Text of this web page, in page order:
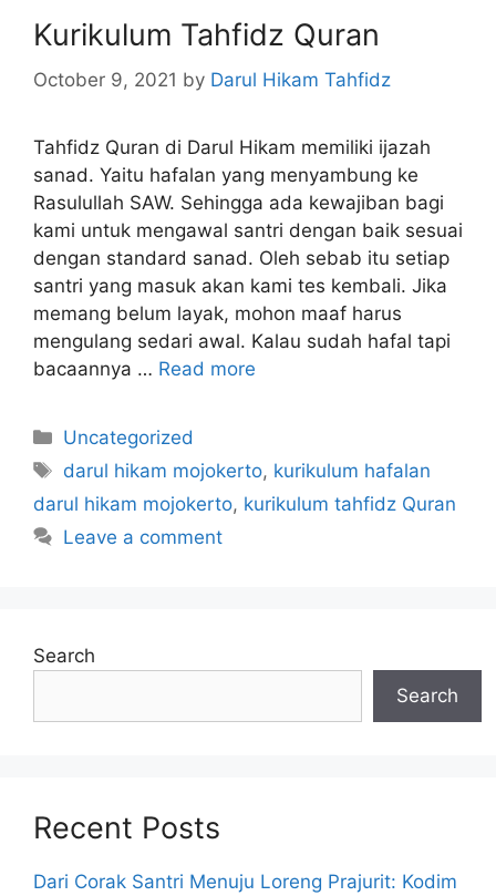
Kurikulum Tahfidz Quran
October 9, 2021 by Darul Hikam Tahfidz
Tahfidz Quran di Darul Hikam memiliki ijazah
sanad. Yaitu hafalan yang menyambung ke
Rasulullah SAW. Sehingga ada kewajiban bagi
kami untuk mengawal santri dengan baik sesuai
dengan standard sanad. Oleh sebab itu setiap
santri yang masuk akan kami tes kembali. Jika
memang belum layak, mohon maaf harus
mengulang sedari awal. Kalau sudah hafal tapi
bacaannya … Read more
Uncategorized
darul hikam mojokerto, kurikulum hafalan
darul hikam mojokerto, kurikulum tahfidz Quran
Leave a comment
Search
Search
Recent Posts
Dari Corak Santri Menuju Loreng Prajurit: Kodim